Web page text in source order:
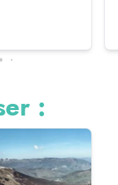
: